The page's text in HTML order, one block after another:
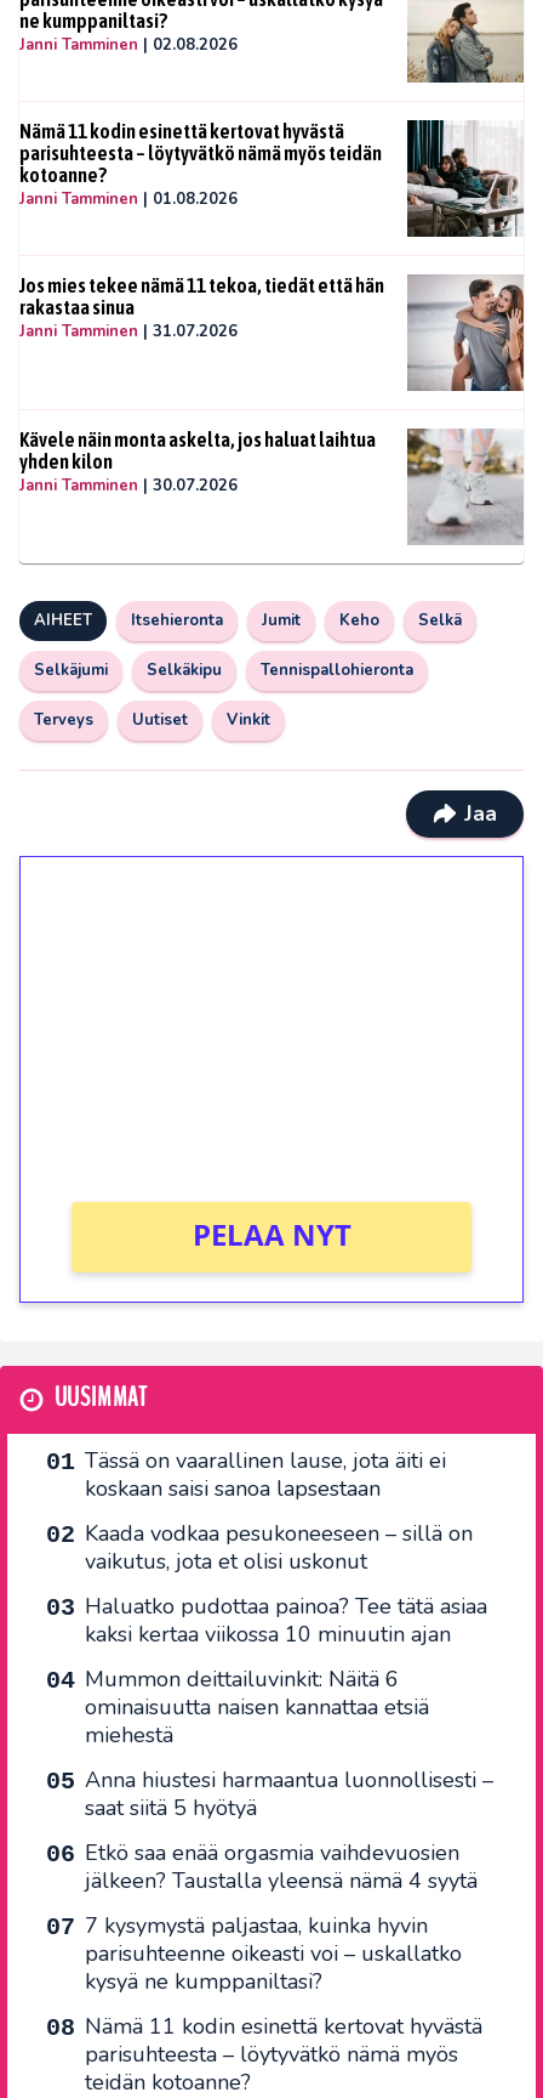
ne kumppaniltasi?
Janni Tamminen | 02.08.2026
Nämä 11 kodin esinettä kertovat hyvästä
parisuhteesta – löytyvätkö nämä myös teidän
kotoanne?
Janni Tamminen | 01.08.2026
Jos mies tekee nämä 11 tekoa, tiedät että hän
rakastaa sinua
Janni Tamminen | 31.07.2026
Kävele näin monta askelta, jos haluat laihtua
yhden kilon
Janni Tamminen | 30.07.2026
AIHEET Itsehieronta Jumit Keho Selkä
Selkäjumi Selkäkipu Tennispallohieronta
Terveys Uutiset Vinkit
Jaa
PELAA NYT
UUSIMMAT
Tässä on vaarallinen lause, jota äiti ei
koskaan saisi sanoa lapsestaan
Kaada vodkaa pesukoneeseen – sillä on
vaikutus, jota et olisi uskonut
Haluatko pudottaa painoa? Tee tätä asiaa
kaksi kertaa viikossa 10 minuutin ajan
Mummon deittailuvinkit: Näitä 6
ominaisuutta naisen kannattaa etsiä
miehestä
Anna hiustesi harmaantua luonnollisesti –
saat siitä 5 hyötyä
Etkö saa enää orgasmia vaihdevuosien
jälkeen? Taustalla yleensä nämä 4 syytä
7 kysymystä paljastaa, kuinka hyvin
parisuhteenne oikeasti voi – uskallatko
kysyä ne kumppaniltasi?
Nämä 11 kodin esinettä kertovat hyvästä
parisuhteesta – löytyvätkö nämä myös
teidän kotoanne?